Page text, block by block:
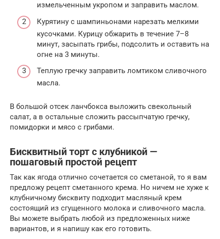
измельченным укропом и заправить маслом.
Курятину с шампиньонами нарезать мелкими
кусочками. Курицу обжарить в течение 7–8
минут, засыпать грибы, подсолить и оставить на
огне на 3 минуты.
Теплую гречку заправить ломтиком сливочного
масла.
В большой отсек ланчбокса выложить свекольный
салат, а в остальные сложить рассыпчатую гречку,
помидорки и мясо с грибами.
Бисквитный торт с клубникой —
пошаговый простой рецепт
Так как ягода отлично сочетается со сметаной, то я вам
предложу рецепт сметанного крема. Но ничем не хуже к
клубничному бисквиту подходит масляный крем
состоящий из сгущенного молока и сливочного масла.
Вы можете выбрать любой из предложенных ниже
вариантов, и я напишу как его готовить.